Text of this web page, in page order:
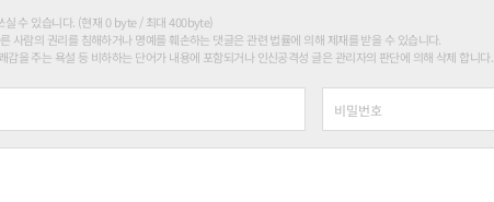
실 수 있습니다. (현재 0 byte / 최대 400byte)
사람의 권리를 침해하거나 명예를 훼손하는 댓글은 관련 법률에 의해 제재를 받을 수 있습니다.
감을 주는 욕설 등 비하하는 단어가 내용에 포함되거나 인신공격성 글은 관리자의 판단에 의해 삭제 합니다.